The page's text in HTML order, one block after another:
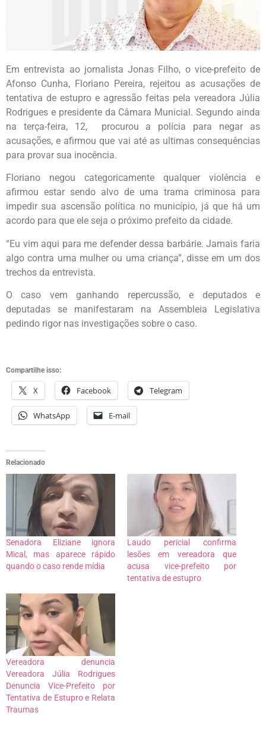
Em entrevista ao jornalista Jonas Filho, o vice-prefeito de
Afonso Cunha, Floriano Pereira, rejeitou as acusações de
tentativa de estupro e agressão feitas pela vereadora Júlia
Rodrigues e presidente da Câmara Municial. Segundo ainda
na terça-feira, 12, procurou a polícia para negar as
acusações, e afirmou que vai até as ultimas consequências
para provar sua inocência.
Floriano negou categoricamente qualquer violência e
afirmou estar sendo alvo de uma trama criminosa para
impedir sua ascensão política no município, já que há um
acordo para que ele seja o próximo prefeito da cidade.
“Eu vim aqui para me defender dessa barbárie. Jamais faria
algo contra uma mulher ou uma criança”, disse em um dos
trechos da entrevista.
O caso vem ganhando repercussão, e deputados e
deputadas se manifestaram na Assembleia Legislativa
pedindo rigor nas investigações sobre o caso.
Compartilhe isso:
X Facebook Telegram
WhatsApp E-mail
Relacionado
Senadora Eliziane ignora
Mical, mas aparece rápido
quando o caso rende mídia
Laudo pericial confirma
lesões em vereadora que
acusa vice-prefeito por
tentativa de estupro
Vereadora denuncia
Vereadora Júlia Rodrigues
Denuncia Vice-Prefeito por
Tentativa de Estupro e Relata
Traumas